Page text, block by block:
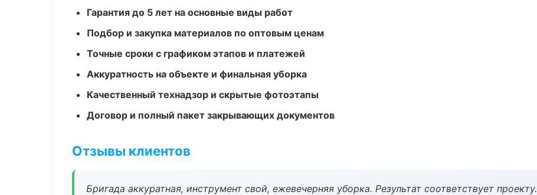
Гарантия до 5 лет на основные виды работ
Подбор и закупка материалов по оптовым ценам
Точные сроки с графиком этапов и платежей
Аккуратность на объекте и финальная уборка
Качественный технадзор и скрытые фотоэтапы
Договор и полный пакет закрывающих документов
Отзывы клиентов
Бригада аккуратная, инструмент свой, ежевечерняя уборка. Результат соответствует проекту.